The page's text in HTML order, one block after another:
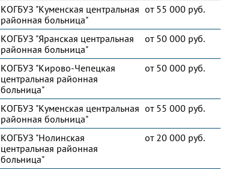
КОГБУЗ "Куменская центральная
районная больница"
от 55 000 руб.
КОГБУЗ "Яранская центральная
районная больница"
от 50 000 руб.
КОГБУЗ "Кирово-Чепецкая
центральная районная
больница"
от 50 000 руб.
КОГБУЗ "Куменская центральная
районная больница"
от 55 000 руб.
КОГБУЗ "Нолинская
центральная районная
больница"
от 20 000 руб.